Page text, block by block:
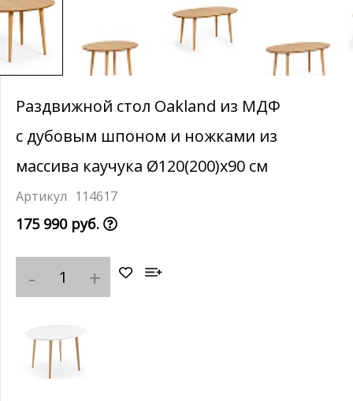
Раздвижной стол Oakland из МДФ
с дубовым шпоном и ножками из
массива каучука Ø120(200)x90 см
114617
175 990 руб.